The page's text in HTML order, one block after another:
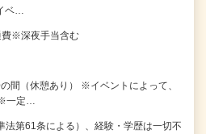
ベ…
費※深夜手当含む
間（休憩あり） ※イベントによって、
※一定…
法第61条による）、経験・学歴は一切不